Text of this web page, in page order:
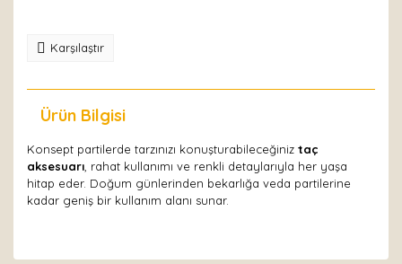
Karşılaştır
Ürün Bilgisi
Konsept partilerde tarzınızı konuşturabileceğiniz taç
aksesuarı , rahat kullanımı ve renkli detaylarıyla her yaşa
hitap eder. Doğum günlerinden bekarlığa veda partilerine
kadar geniş bir kullanım alanı sunar.